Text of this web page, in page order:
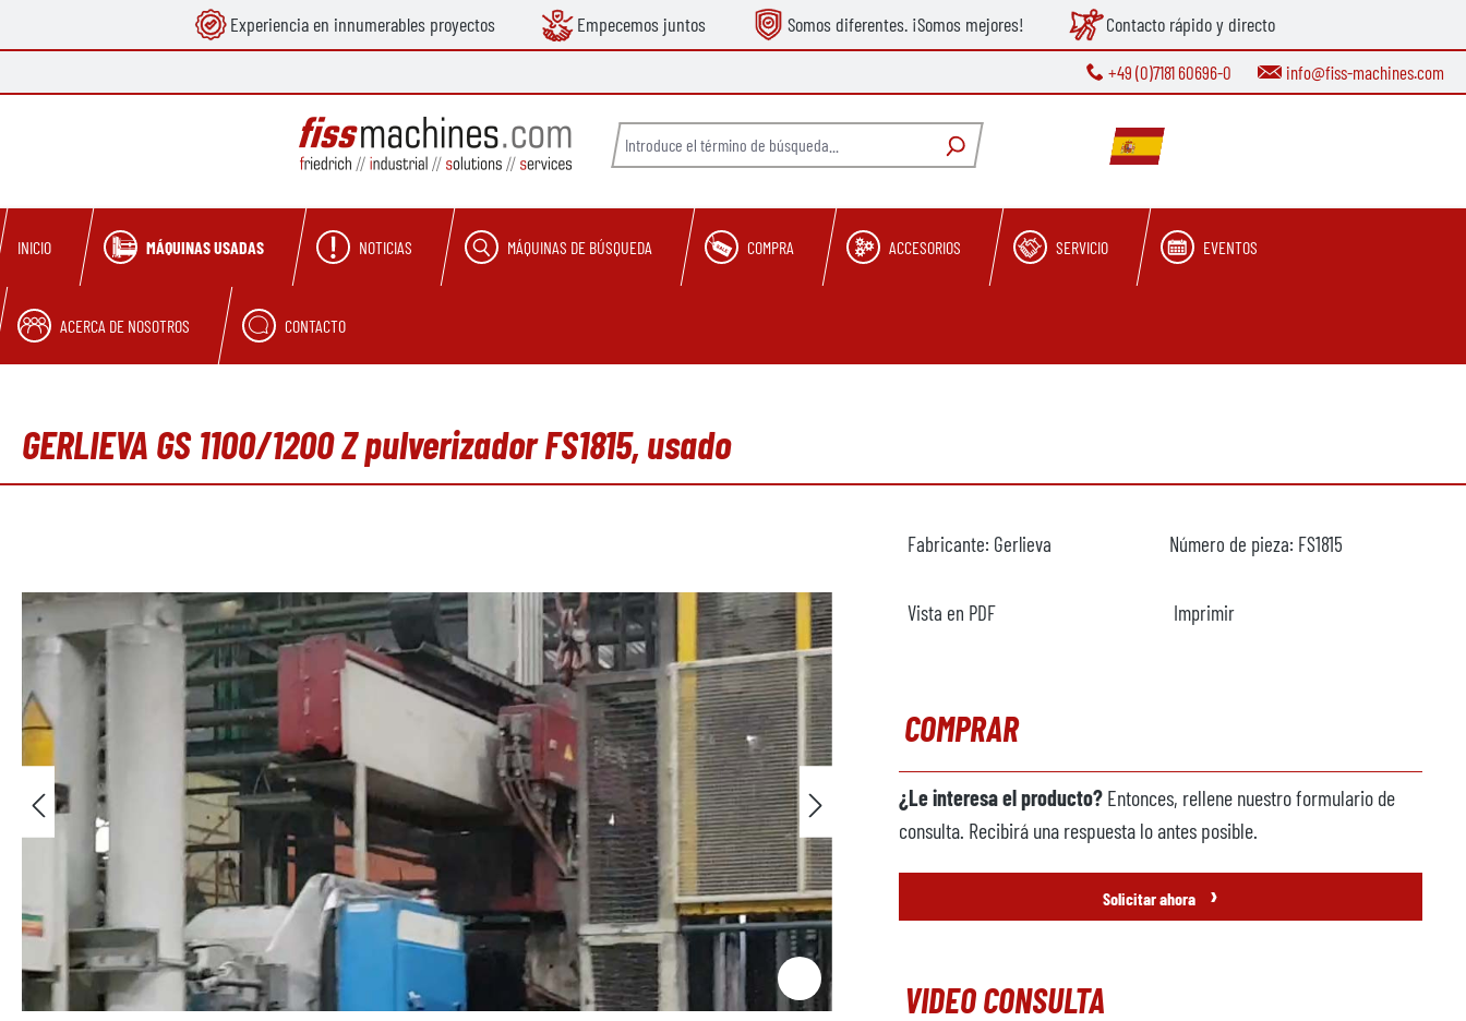
Saltar a la navegación principalExperiencia en innumerables proyectos Empecemos juntos Somos diferentes. ¡Somos mejores! Contacto rápido y directo
+49 (0)7181 60696-0 info@fiss-machines.com
INICIO MÁQUINAS USADAS NOTICIAS MÁQUINAS DE BÚSQUEDA COMPRA ACCESORIOS SERVICIO EVENTOS
ACERCA DE NOSOTROS CONTACTO
GERLIEVA GS 1100/1200 Z pulverizador FS1815, usado
Fabricante: Gerlieva Número de pieza: FS1815
Vista en PDF Imprimir
COMPRAR
¿Le interesa el producto? Entonces, rellene nuestro formulario de
consulta. Recibirá una respuesta lo antes posible.
Solicitar ahora ›
VIDEO CONSULTA